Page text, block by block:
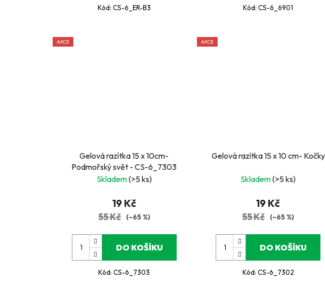
Kód: CS-6_ER-B3 Kód:CS-6_6901
AKCE
Gelová razítka 15 x 10cm-
Podmořský svět - CS-6_7303
Skladem(>5 ks)
19 Kč
55 Kč (–65 %)
DO KOŠÍKU
Kód:CS-6_7303
AKCE
Gelová razítka 15 x 10 cm- Kočky
Skladem(>5 ks)
19 Kč
55 Kč (–65 %)
DO KOŠÍKU
Kód: CS-6_7302